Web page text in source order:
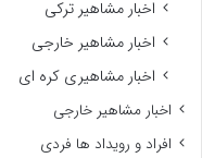
اخبار مشاهیر ترکی
اخبار مشاهیر خارجی
اخبار مشاهیری کره ای
اخبار مشاهیر خارجی
افراد و رویداد ها فردی